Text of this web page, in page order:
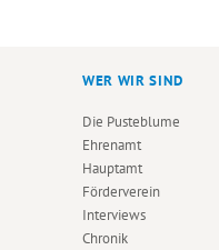
WER WIR SIND
Die Pusteblume
Ehrenamt
Hauptamt
Förderverein
Interviews
Chronik